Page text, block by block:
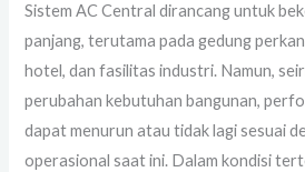
Sistem AC Central dirancang untuk
panjang, terutama pada gedung
hotel, dan fasilitas industri. Namun,
perubahan kebutuhan bangunan,
dapat menurun atau tidak lagi sesuai
operasional saat ini. Dalam kondisi